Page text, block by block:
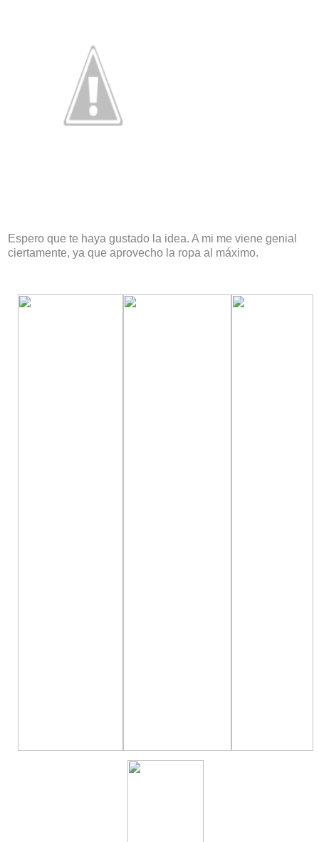
Espero que te haya gustado la idea. A mi me viene genial
ciertamente, ya que aprovecho la ropa al máximo.